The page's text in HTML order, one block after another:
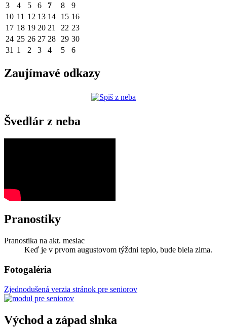
3
4 5 6 7 8
9
10 11 12 13 14 15 16
17 18 19 20 21 22 23
24 25 26 27 28 29 30
31 1 2 3 4 5 6
Zaujímavé odkazy
Švedlár z neba
Pranostiky
Pranostika na akt. mesiac
Keď je v prvom augustovom týždni teplo, bude biela zima.
Fotogaléria
Zjednodušená verzia stránok pre seniorov
Východ a západ slnka